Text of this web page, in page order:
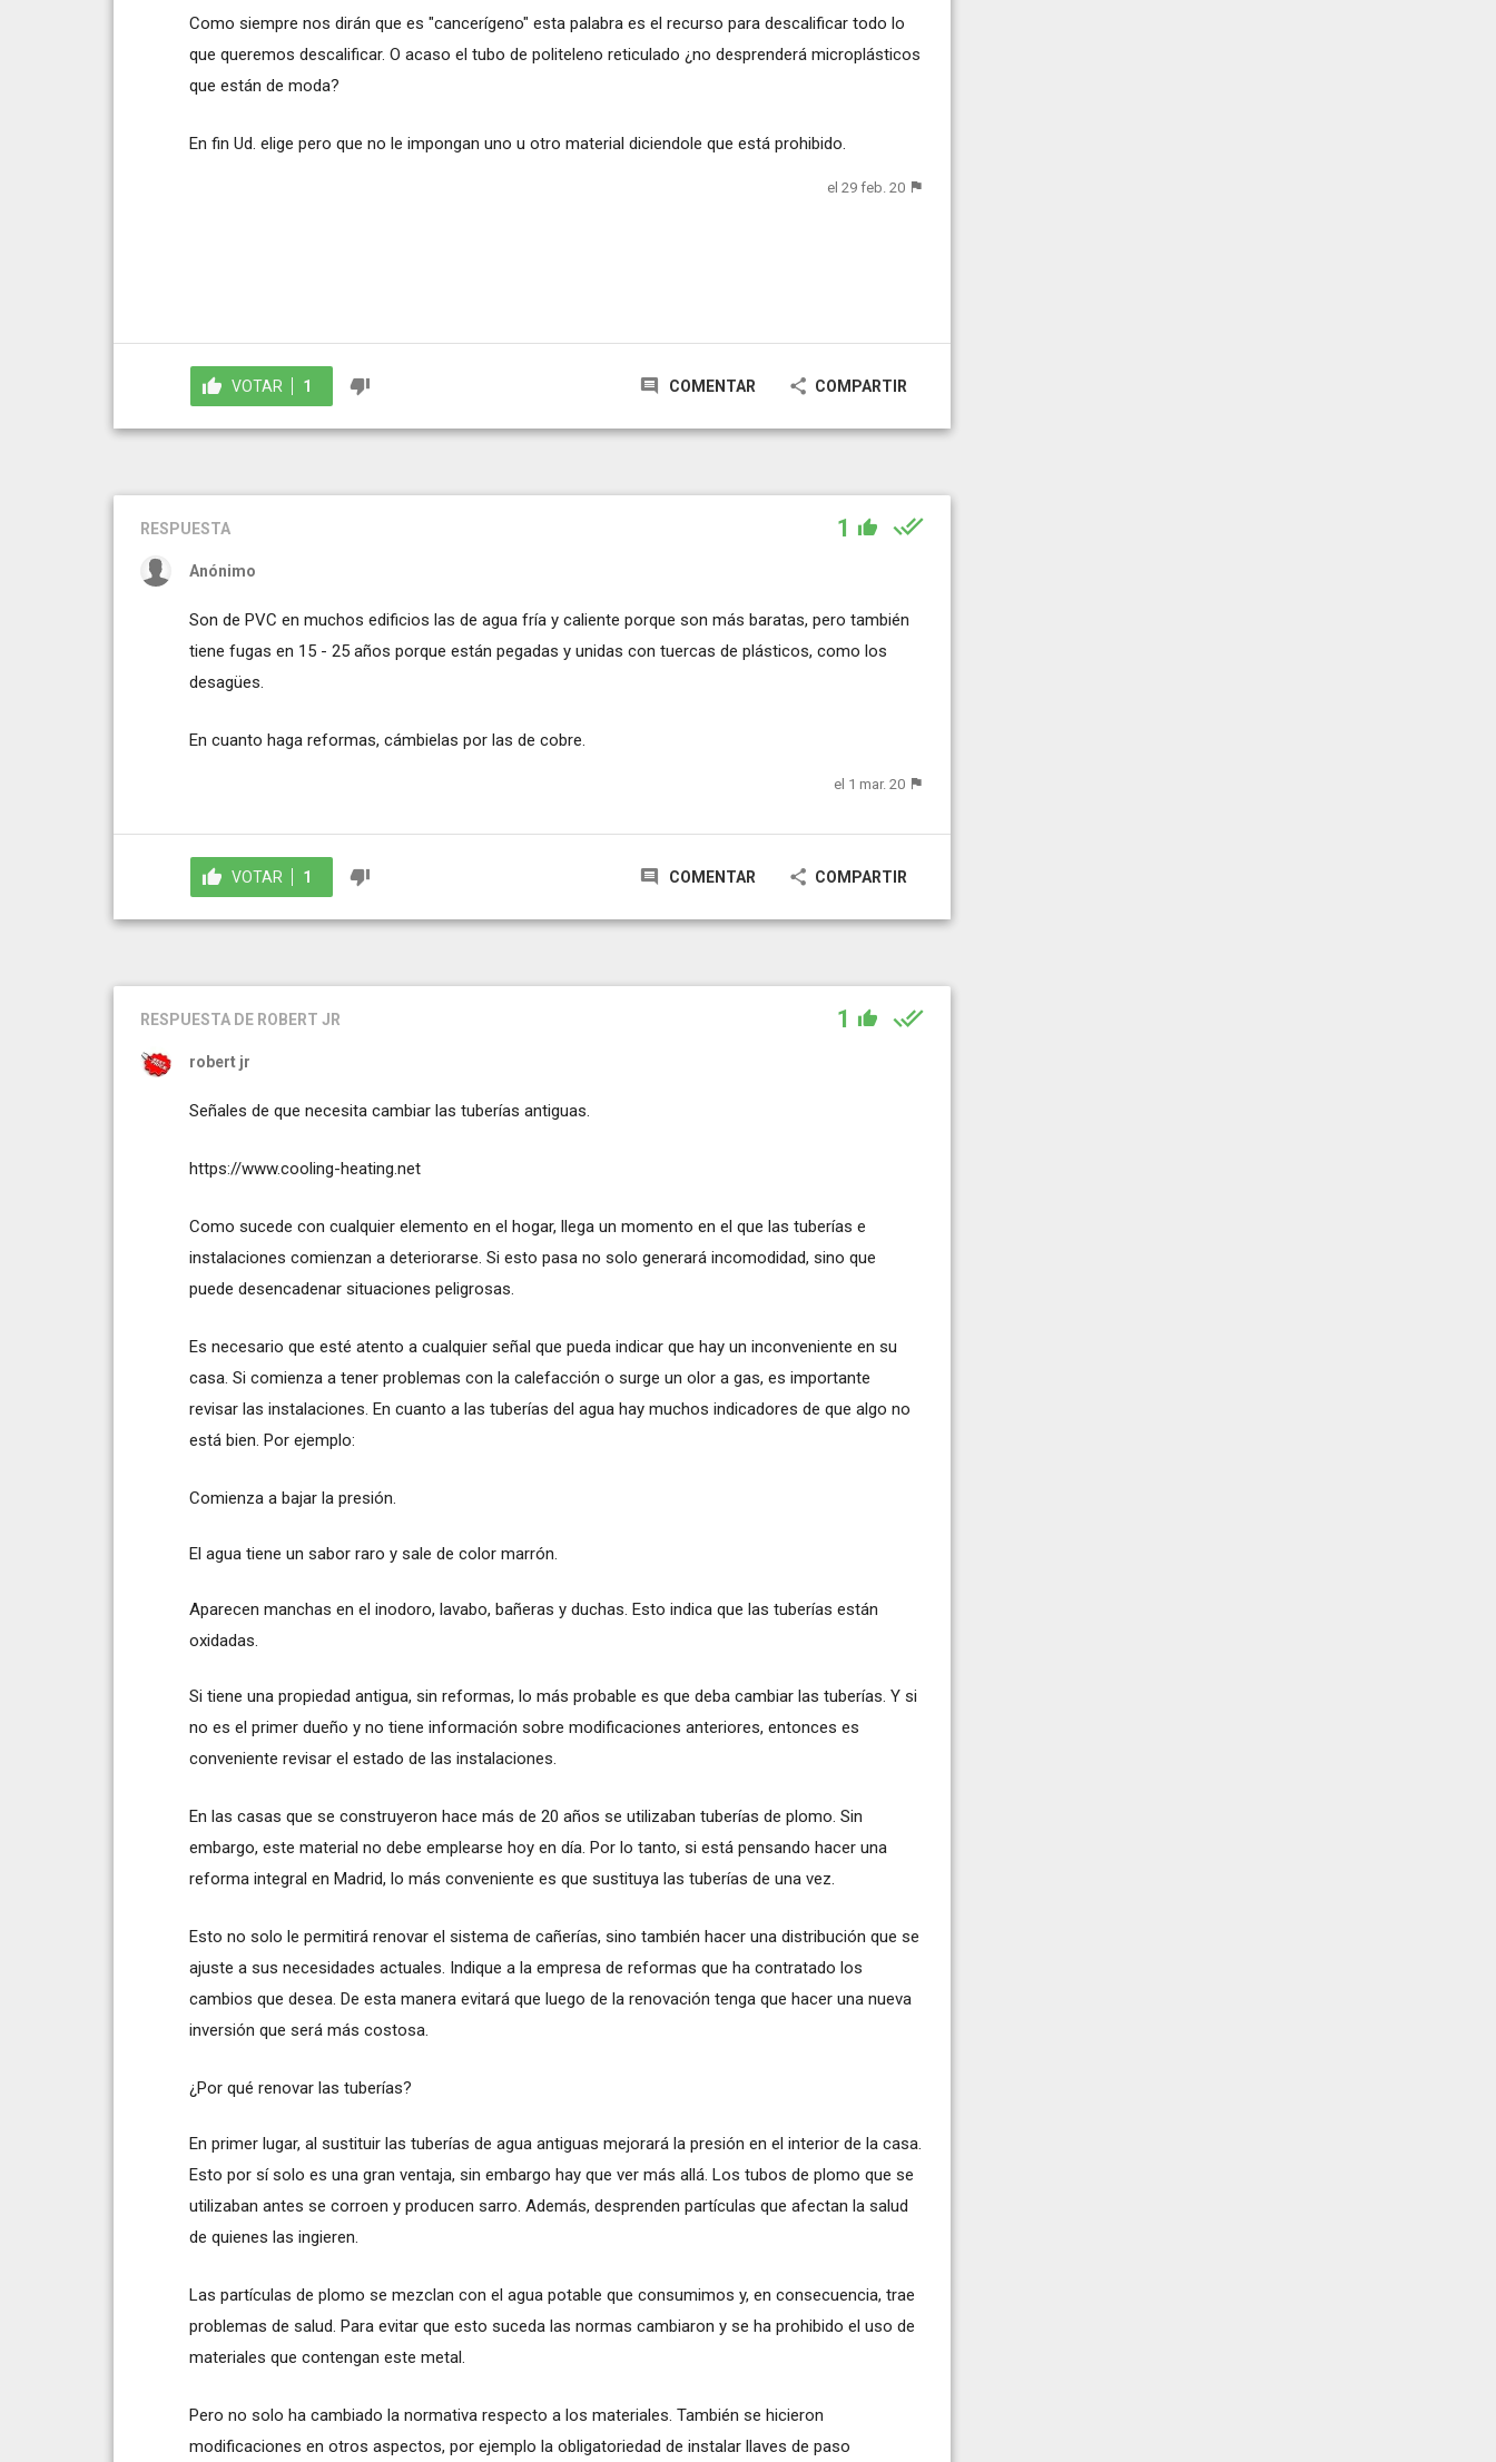
Como siempre nos dirán que es "cancerígeno" esta palabra es el recurso para descalificar todo lo
que queremos descalificar. O acaso el tubo de politeleno reticulado ¿no desprenderá microplásticos
que están de moda?
En fin Ud. elige pero que no le impongan uno u otro material diciendole que está prohibido.
el 29 feb. 20
VOTAR 1 COMENTAR COMPARTIR
RESPUESTA 1
Anónimo
Son de PVC en muchos edificios las de agua fría y caliente porque son más baratas, pero también
tiene fugas en 15 - 25 años porque están pegadas y unidas con tuercas de plásticos, como los
desagües.
En cuanto haga reformas, cámbielas por las de cobre.
el 1 mar. 20
VOTAR 1 COMENTAR COMPARTIR
RESPUESTA DE ROBERT JR 1
robert jr
Señales de que necesita cambiar las tuberías antiguas.
https://www.cooling-heating.net
Como sucede con cualquier elemento en el hogar, llega un momento en el que las tuberías e
instalaciones comienzan a deteriorarse. Si esto pasa no solo generará incomodidad, sino que
puede desencadenar situaciones peligrosas.
Es necesario que esté atento a cualquier señal que pueda indicar que hay un inconveniente en su
casa. Si comienza a tener problemas con la calefacción o surge un olor a gas, es importante
revisar las instalaciones. En cuanto a las tuberías del agua hay muchos indicadores de que algo no
está bien. Por ejemplo:
Comienza a bajar la presión.
El agua tiene un sabor raro y sale de color marrón.
Aparecen manchas en el inodoro, lavabo, bañeras y duchas. Esto indica que las tuberías están
oxidadas.
Si tiene una propiedad antigua, sin reformas, lo más probable es que deba cambiar las tuberías. Y si
no es el primer dueño y no tiene información sobre modificaciones anteriores, entonces es
conveniente revisar el estado de las instalaciones.
En las casas que se construyeron hace más de 20 años se utilizaban tuberías de plomo. Sin
embargo, este material no debe emplearse hoy en día. Por lo tanto, si está pensando hacer una
reforma integral en Madrid, lo más conveniente es que sustituya las tuberías de una vez.
Esto no solo le permitirá renovar el sistema de cañerías, sino también hacer una distribución que se
ajuste a sus necesidades actuales. Indique a la empresa de reformas que ha contratado los
cambios que desea. De esta manera evitará que luego de la renovación tenga que hacer una nueva
inversión que será más costosa.
¿Por qué renovar las tuberías?
En primer lugar, al sustituir las tuberías de agua antiguas mejorará la presión en el interior de la casa.
Esto por sí solo es una gran ventaja, sin embargo hay que ver más allá. Los tubos de plomo que se
utilizaban antes se corroen y producen sarro. Además, desprenden partículas que afectan la salud
de quienes las ingieren.
Las partículas de plomo se mezclan con el agua potable que consumimos y, en consecuencia, trae
problemas de salud. Para evitar que esto suceda las normas cambiaron y se ha prohibido el uso de
materiales que contengan este metal.
Pero no solo ha cambiado la normativa respecto a los materiales. También se hicieron
modificaciones en otros aspectos, por ejemplo la obligatoriedad de instalar llaves de paso